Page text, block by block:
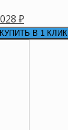
₽
КУПИТЬ В 1 КЛИК